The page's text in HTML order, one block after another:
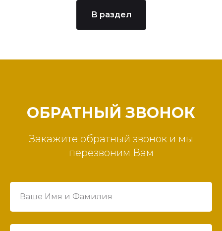
В раздел
ОБРАТНЫЙ ЗВОНОК
Закажите обратный звонок и мы
перезвоним Вам